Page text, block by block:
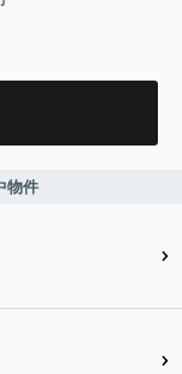
物件